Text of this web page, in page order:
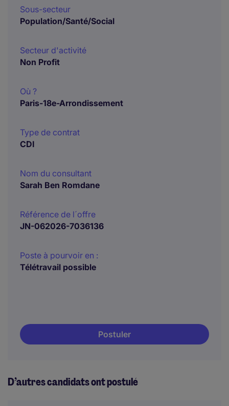
Sous-secteur
Population/Santé/Social
Secteur d'activité
Non Profit
Où ?
Paris-18e-Arrondissement
Type de contrat
CDI
Nom du consultant
Sarah Ben Romdane
Référence de l´offre
JN-062026-7036136
Poste à pourvoir en :
Télétravail possible
Postuler
D’autres candidats ont postulé